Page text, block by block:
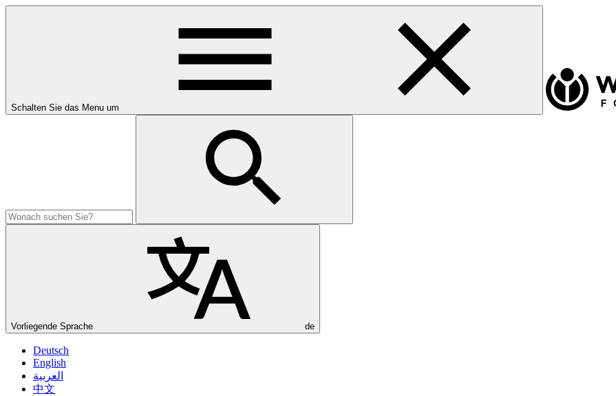
Gehen
Schalten Sie das Menu um
Vorliegende Sprache de
Deutsch
English
العربية
中文